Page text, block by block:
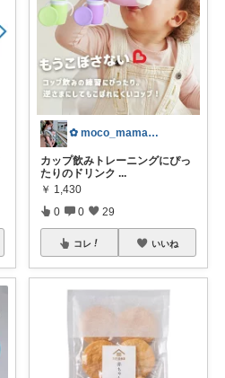
✿ moco_mama_life ✿
カップ飲みトレーニングにぴっ
たりのドリンク ...
￥ 1,430
0 0 29
コレ いいね